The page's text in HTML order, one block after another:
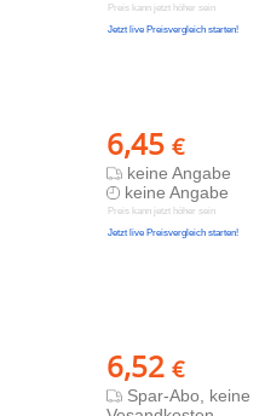
Preis kann jetzt höher sein
Jetzt live Preisvergleich starten!
6,45 €
keine Angabe
keine Angabe
Preis kann jetzt höher sein
Jetzt live Preisvergleich starten!
6,52 €
Spar-Abo, keine